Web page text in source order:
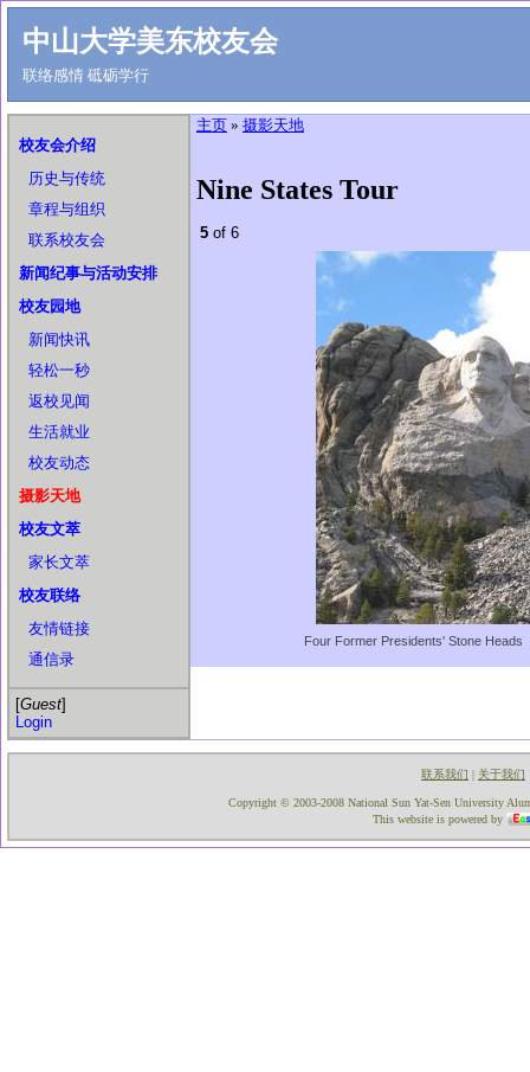
中山大学美东校友会
联络感情 砥砺学行
校友会介绍
历史与传统
章程与组织
联系校友会
新闻纪事与活动安排
校友园地
新闻快讯
轻松一秒
返校见闻
生活就业
校友动态
摄影天地
校友文萃
家长文萃
校友联络
友情链接
通信录
[Guest]
Login
主页 » 摄影天地
Nine States Tour
5 of 6
Four Former Presidents' Stone Heads
联系我们 | 关于我们
Copyright © 2003-2008 National Sun Yat-Sen University
This website is powered by